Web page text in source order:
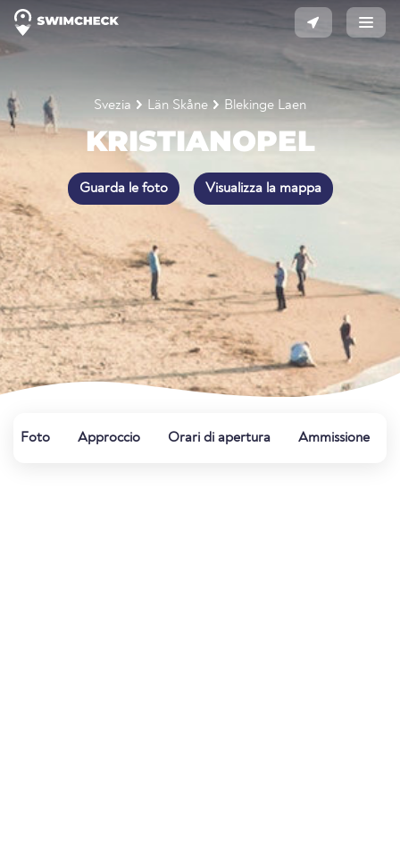
Svezia Län Skåne Blekinge Laen
KRISTIANOPEL
Guarda le foto Visualizza la mappa
Foto Approccio Orari di apertura Ammissione